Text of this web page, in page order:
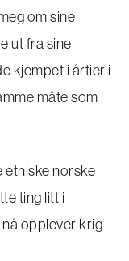
om sine
ut fra sine
kjempet i årtier i
måte som
etniske norske
ting litt i
opplever krig